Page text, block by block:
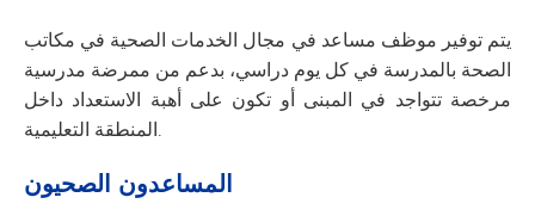
يتم توفير موظف مساعد في مجال الخدمات الصحية في مكاتب
الصحة بالمدرسة في كل يوم دراسي، بدعم من ممرضة مدرسية
مرخصة تتواجد في المبنى أو تكون على أهبة الاستعداد داخل
المنطقة التعليمية.
المساعدون الصحيون